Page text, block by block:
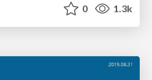
0 1.3k